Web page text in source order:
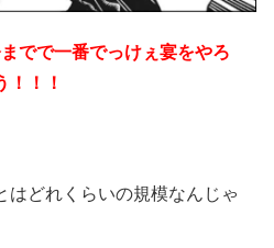
でで一番でっけぇ宴をやろ
！！！
はどれくらいの規模なんじゃ